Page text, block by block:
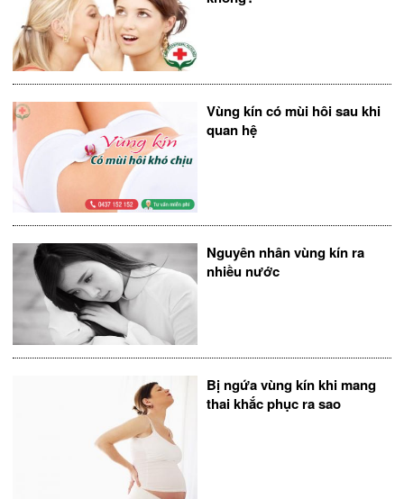
Vùng kín có mùi hôi sau khi
quan hệ
Nguyên nhân vùng kín ra
nhiều nước
Bị ngứa vùng kín khi mang
thai khắc phục ra sao